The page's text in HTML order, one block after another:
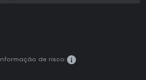
Informação de risco: